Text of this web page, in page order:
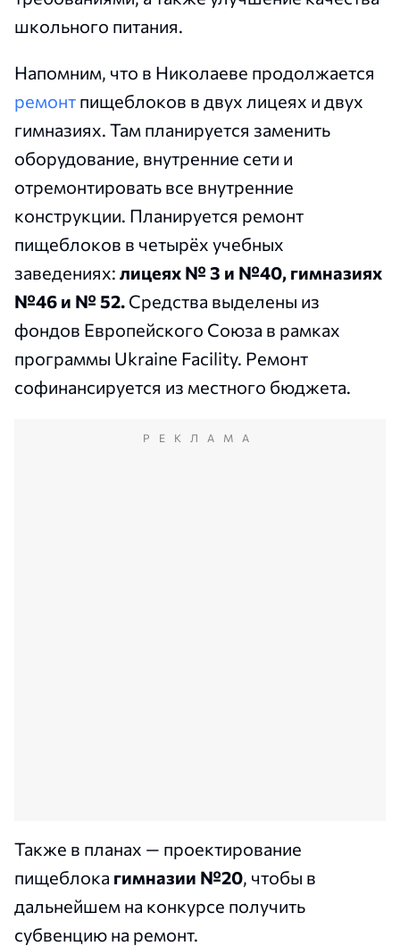
школьного питания.
Напомним, что в Николаеве продолжается
ремонт пищеблоков в двух лицеях и двух
гимназиях. Там планируется заменить
оборудование, внутренние сети и
отремонтировать все внутренние
конструкции. Планируется ремонт
пищеблоков в четырёх учебных
заведениях: лицеях № 3 и №40, гимназиях
№46 и № 52. Средства выделены из
фондов Европейского Союза в рамках
программы Ukraine Facility. Ремонт
софинансируется из местного бюджета.
РЕКЛАМА
Также в планах — проектирование
пищеблока гимназии №20, чтобы в
дальнейшем на конкурсе получить
субвенцию на ремонт.